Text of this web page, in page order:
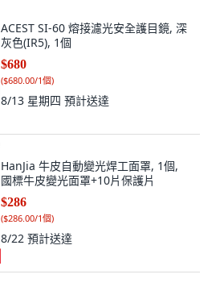
ACEST SI-60 熔接濾光安全護目鏡, 深
灰色(IR5), 1個
$680
($680.00/1個)
8/13 星期四 預計送達
HanJia 牛皮自動變光焊工面罩, 1個,
國標牛皮變光面罩+10片保護片
$286
($286.00/1個)
8/22 預計送達